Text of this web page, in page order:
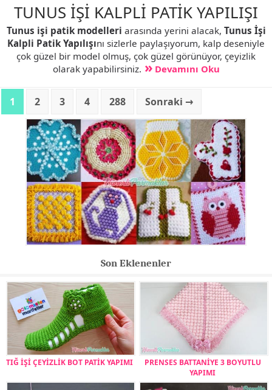
TUNUS İŞİ KALPLİ PATİK YAPILIŞI
Tunus işi patik modelleri arasında yerini alacak, Tunus İşi
Kalpli Patik Yapılışını sizlerle paylaşıyorum, kalp deseniyle
çok güzel bir model olmuş, çok güzel görünüyor, çeyizlik
olarak yapabilirsiniz.
Devamını Oku
1 2 3 4 288 Sonraki →
Son Eklenenler
TIĞ İŞİ ÇEYİZLİK BOT PATİK YAPIMI
PRENSES BATTANİYE 3 BOYUTLU
YAPIMI